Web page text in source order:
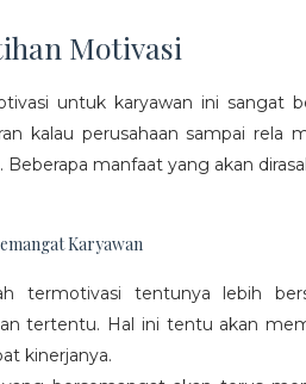
Motivasi
untuk karyawan ini sangat
kalau perusahaan sampai
manfaat yang akan
Karyawan
termotivasi tentunya lebih
tertentu. Hal ini tentu akan
kinerjanya.